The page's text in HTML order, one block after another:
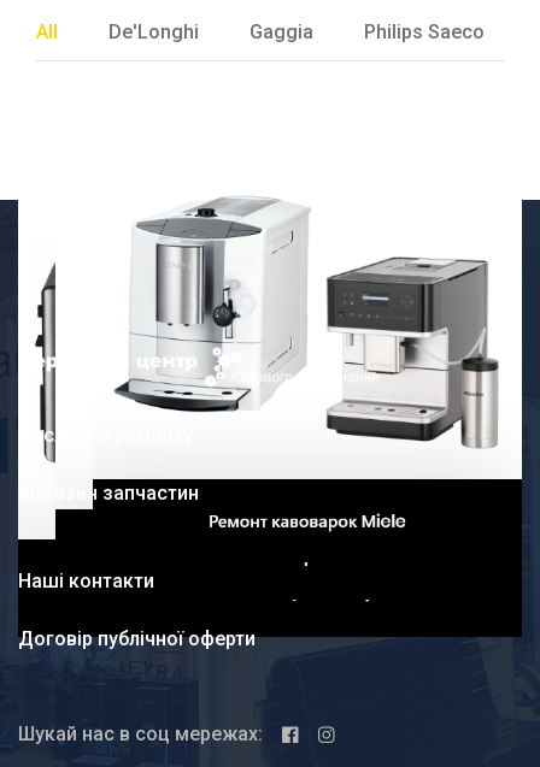
All De'Longhi Gaggia Philips Saeco
Послуги з ремонту
Магазин запчастин
Наші контакти
Договір публічної оферти
Шукай нас в соц мережах: